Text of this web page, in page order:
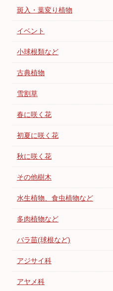
斑入・葉変り植物
イベント
小球根類など
古典植物
雪割草
春に咲く花
初夏に咲く花
秋に咲く花
その他樹木
水生植物、食虫植物など
多肉植物など
バラ苗(球根など)
アジサイ科
アヤメ科